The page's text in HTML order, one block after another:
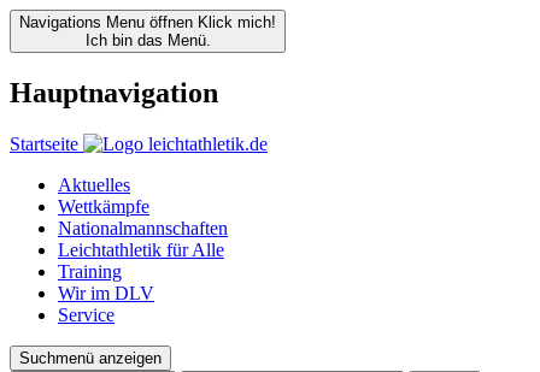
Navigations Menu öffnen Klick mich!
Ich bin das Menü.
Hauptnavigation
Startseite
Aktuelles
Wettkämpfe
Nationalmannschaften
Leichtathletik für Alle
Training
Wir im DLV
Service
Suchmenü anzeigen